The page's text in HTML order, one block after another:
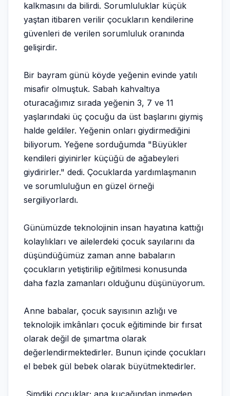
kalkmasını da bilirdi. Sorumluluklar küçük
yaştan itibaren verilir çocukların kendilerine
güvenleri de verilen sorumluluk oranında
gelişirdir.
Bir bayram günü köyde yeğenin evinde yatılı
misafir olmuştuk. Sabah kahvaltıya
oturacağımız sırada yeğenin 3, 7 ve 11
yaşlarındaki üç çocuğu da üst başlarını giymiş
halde geldiler. Yeğenin onları giydirmediğini
biliyorum. Yeğene sorduğumda "Büyükler
kendileri giyinirler küçüğü de ağabeyleri
giydirirler." dedi. Çocuklarda yardımlaşmanın
ve sorumluluğun en güzel örneği
sergiliyorlardı.
Günümüzde teknolojinin insan hayatına kattığı
kolaylıkları ve ailelerdeki çocuk sayılarını da
düşündüğümüz zaman anne babaların
çocukların yetiştirilip eğitilmesi konusunda
daha fazla zamanları olduğunu düşünüyorum.
Anne babalar, çocuk sayısının azlığı ve
teknolojik imkânları çocuk eğitiminde bir fırsat
olarak değil de şımartma olarak
değerlendirmektedirler. Bunun içinde çocukları
el bebek gül bebek olarak büyütmektedirler.
Şimdiki çocuklar; ana kucağından inmeden